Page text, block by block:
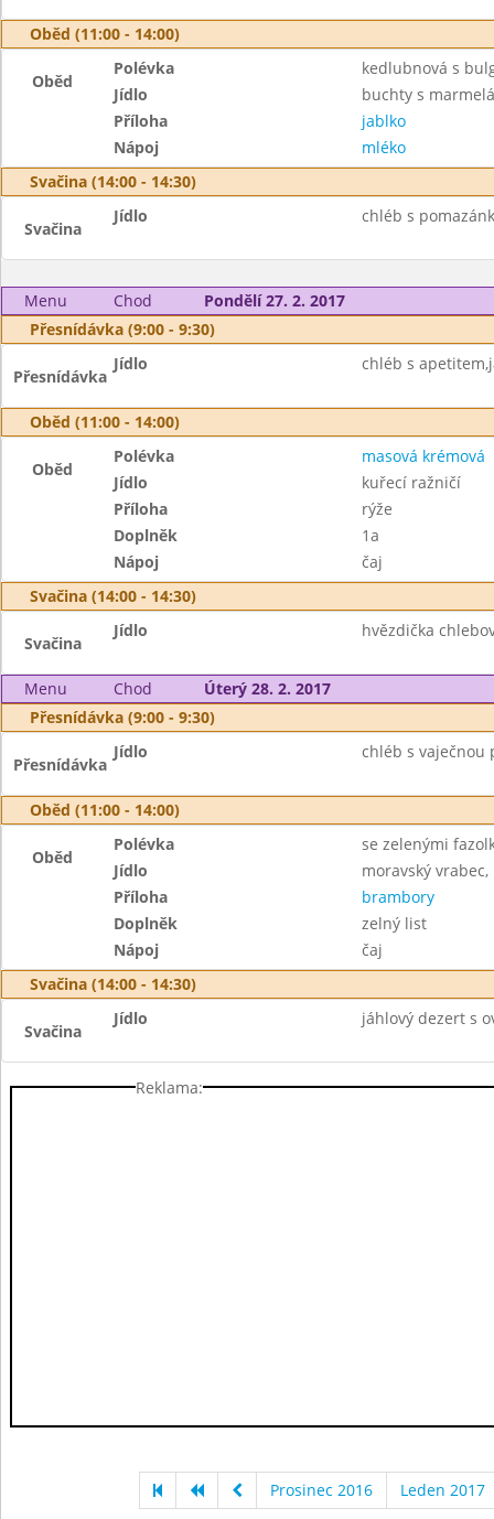
Oběd (11:00 - 14:00)
Oběd
Polévka
kedlubnová s
Jídlo
buchty s
Příloha
jablko
Nápoj
mléko
Svačina (14:00 - 14:30)
Svačina
Jídlo chléb s
Menu Chod
Pondělí 27. 2. 2017
Přesnídávka (9:00 - 9:30)
Přesnídávka
Jídlo chléb s
Oběd (11:00 - 14:00)
Oběd
Polévka
masová krémová
Jídlo
kuřecí ražničí
Příloha
rýže
Doplněk
1a
Nápoj
čaj
Svačina (14:00 - 14:30)
Svačina
Jídlo hvězdička
Menu Chod
Úterý 28. 2. 2017
Přesnídávka (9:00 - 9:30)
Přesnídávka
Jídlo chléb s vaječnou
Oběd (11:00 - 14:00)
Oběd
Polévka
se zelenými
Jídlo
moravský vrabec,
Příloha
brambory
Doplněk
zelný list
Nápoj
čaj
Svačina (14:00 - 14:30)
Svačina
Jídlo jáhlový dezert s
Reklama:
Prosinec 2016 Leden 2017